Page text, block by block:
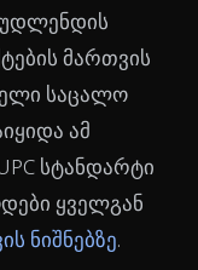
მართვის
საცალო
ამ
სტანდარტი
ყველგან
ნიშნებზე.